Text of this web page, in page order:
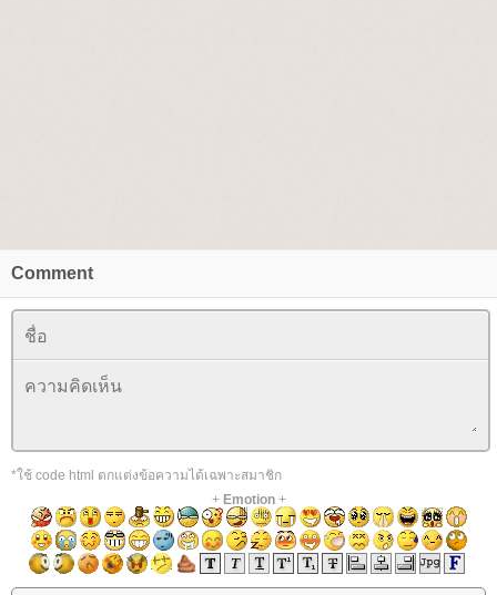
Comment
*ใช้ code html ตกแต่งข้อความได้เฉพาะสมาชิก
+ Emotion+